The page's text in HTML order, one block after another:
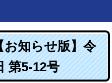
お知らせ版】令
第5-12号